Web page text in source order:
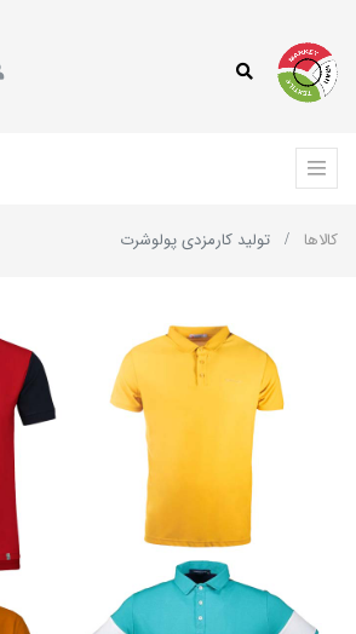
کالاها تولید کارمزدی پولوشرت